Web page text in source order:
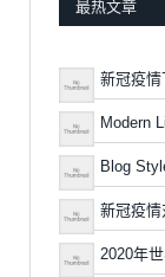
最热文章
新冠疫
Modern
Blog
新冠疫
2020年